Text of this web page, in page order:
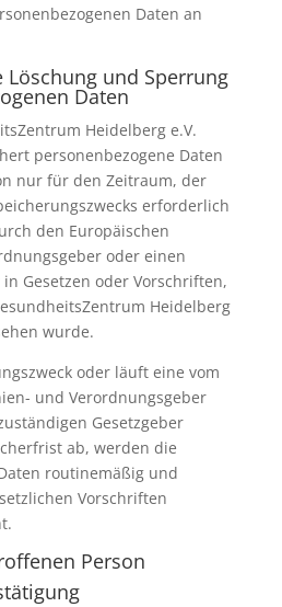
Daten an
Löschung und Sperrung
Daten
Heidelberg e.V.
personenbezogene Daten
nur für den Zeitraum, der
erforderlich
den Europäischen
oder einen
Gesetzen oder Vorschriften,
Heidelberg
wurde.
oder läuft eine vom
und Verordnungsgeber
Gesetzgeber
ab, werden die
routinemäßig und
Vorschriften
Person